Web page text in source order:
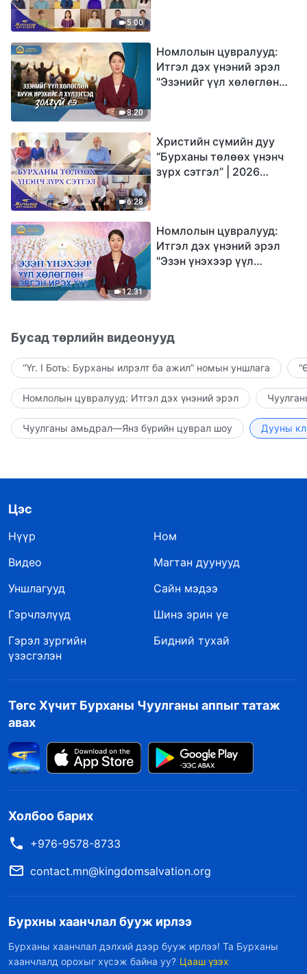
5:00
8:20
Номлолын цувралууд:
Итгэл дэх үнэний эрэл
"Эзэнийг үүл хөлөглөн
6:28
Христийн сүмийн дуу
“Бурханы төлөөх үнэнч
зүрх сэтгэл” | 2026
12:31
Номлолын цувралууд:
Итгэл дэх үнэний эрэл
"Эзэн үнэхээр үүл
Бусад төрлийн видеонууд
“Үг. I Боть: Бурханы илрэлт ба ажил” номын уншлага
Номлолын цувралууд: Итгэл дэх үнэний эрэл
Чуулганы амьдрал—Янз бүрийн цуврал шоу Дууны
Цэс
Нүүр
Ном
Видео
Магтан дуунууд
Уншлагууд
Сайн мэдээ
Гэрчлэлүүд
Шинэ эрин үе
Гэрэл зургийн
үзэсгэлэн
Бидний тухай
Төгс Хүчит Бурханы Чуулганы аппыг татаж
авах
Холбоо барих
+976-9578-8733
contact.mn@kingdomsalvation.org
Бурхны хаанчлал бууж ирлээ
Бурханы хаанчлал дэлхий дээр бууж ирлээ! Та Бурханы
хаанчлалд орохыг хүсэж байна уу? Цааш үзэх